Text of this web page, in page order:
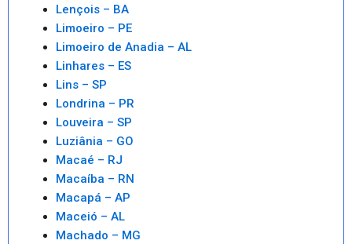
Lençois – BA
Limoeiro – PE
Limoeiro de Anadia – AL
Linhares – ES
Lins – SP
Londrina – PR
Louveira – SP
Luziânia – GO
Macaé – RJ
Macaíba – RN
Macapá – AP
Maceió – AL
Machado – MG